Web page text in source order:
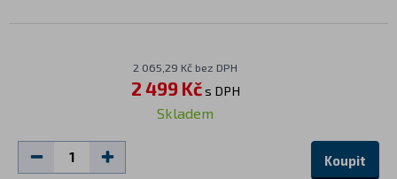
2 065,29 Kč bez DPH
2 499 Kčs DPH
Skladem
Koupit